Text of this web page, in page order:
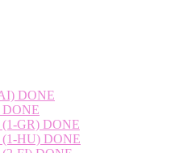
DONE
DONE
(1-GR) DONE
(1-HU) DONE